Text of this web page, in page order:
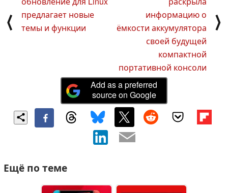
⟨
предлагает новые
темы и функции
информацию о
ёмкости аккумулятора
своей будущей
компактной
портативной консоли
⟩
Add as a preferred
source on Google
Ещё по теме